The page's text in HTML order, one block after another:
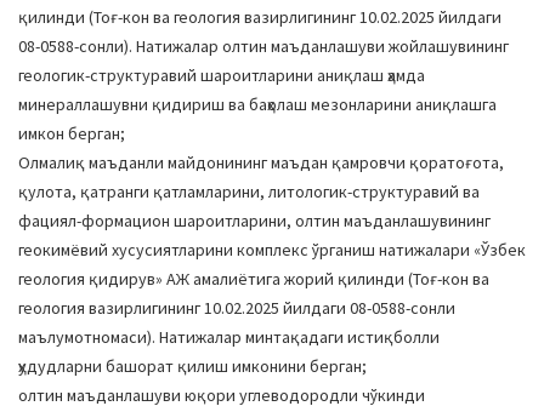
қилинди (Тоғ-кон ва геология вазирлигининг 10.02.2025 йилдаги
08-0588-сонли). Натижалар олтин маъданлашуви жойлашувининг
геологик-структуравий шароитларини аниқлаш ҳамда
минераллашувни қидириш ва баҳолаш мезонларини аниқлашга
имкон берган;
Олмалиқ маъданли майдонининг маъдан қамровчи қоратоғота,
қулота, қатранги қатламларини, литологик-структуравий ва
фациял-формацион шароитларини, олтин маъданлашувининг
геокимёвий хусусиятларини комплекс ўрганиш натижалари «Ўзбек
геология қидирув» АЖ амалиётига жорий қилинди (Тоғ-кон ва
геология вазирлигининг 10.02.2025 йилдаги 08-0588-сонли
маълумотномаси). Натижалар минтақадаги истиқболли
ҳудудларни башорат қилиш имконини берган;
олтин маъданлашуви юқори углеводородли чўкинди